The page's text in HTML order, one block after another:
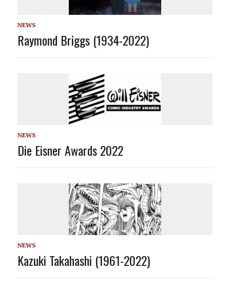
NEWS
Raymond Briggs (1934-2022)
NEWS
Die Eisner Awards 2022
NEWS
Kazuki Takahashi (1961-2022)